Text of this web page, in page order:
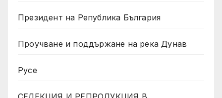
Президент на Република България
Проучване и поддържане на река Дунав
Русе